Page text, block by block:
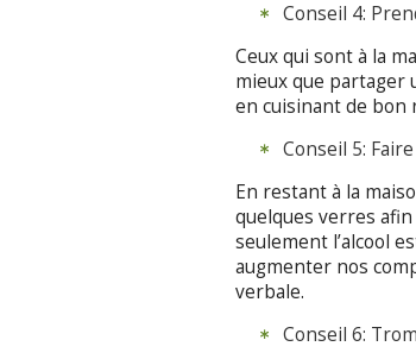
Conseil 4:
Ceux qui sont à la
mieux que partager
en cuisinant de bon
Conseil 5:
En restant à la
quelques verres
seulement l’alcool
augmenter nos
verbale.
Conseil 6: